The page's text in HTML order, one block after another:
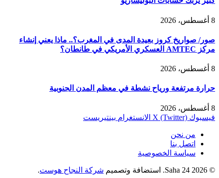
8 أغسطس، 2026
صور/ صواريخ كروز بعيدة المدى في المغرب؟.. ماذا يعني إنشاء
مركز AMTEC العسكري الأمريكي في طانطان؟
8 أغسطس، 2026
حرارة مرتفعة ورياح نشطة في معظم المدن الجنوبية
8 أغسطس، 2026
فيسبوك X (Twitter) الانستغرام بينتيريست
من نحن
اتصل بنا
سياسة الخصوصية
© 2026 Saha 24. استضافة وتصميم شركة النجاح هوست.